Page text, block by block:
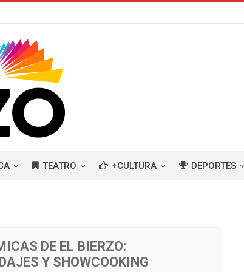
TEATRO +CULTURA DEPORTES
DE EL BIERZO:
Y SHOWCOOKING